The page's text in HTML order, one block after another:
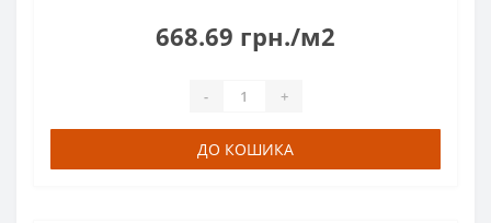
668.69 грн./м2
- +
ДО КОШИКА